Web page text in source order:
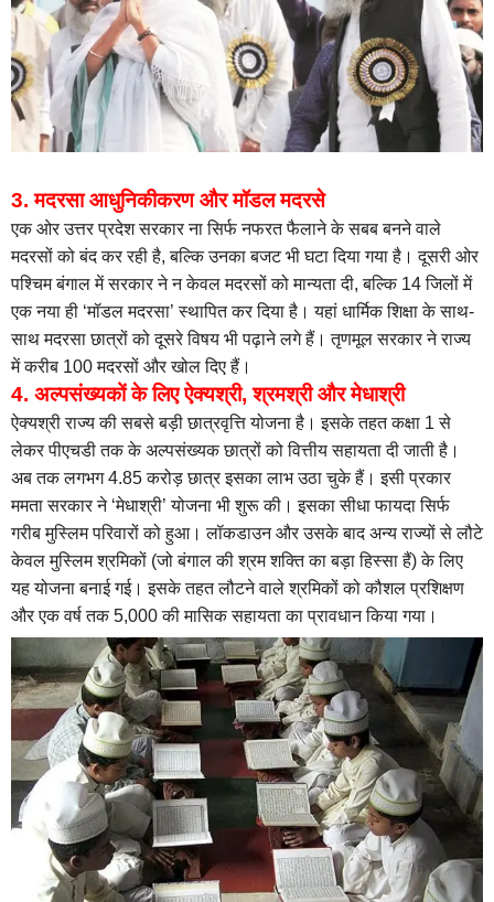
3. मदरसा आधुनिकीकरण और मॉडल मदरसे
एक ओर उत्तर प्रदेश सरकार ना सिर्फ नफरत फैलाने के सबब बनने वाले
मदरसों को बंद कर रही है, बल्कि उनका बजट भी घटा दिया गया है। दूसरी ओर
पश्चिम बंगाल में सरकार ने न केवल मदरसों को मान्यता दी, बल्कि 14 जिलों में
एक नया ही ‘मॉडल मदरसा’ स्थापित कर दिया है। यहां धार्मिक शिक्षा के साथ-
साथ मदरसा छात्रों को दूसरे विषय भी पढ़ाने लगे हैं। तृणमूल सरकार ने राज्य
में करीब 100 मदरसों और खोल दिए हैं।
4. अल्पसंख्यकों के लिए ऐक्यश्री, श्रमश्री और मेधाश्री
ऐक्यश्री राज्य की सबसे बड़ी छात्रवृत्ति योजना है। इसके तहत कक्षा 1 से
लेकर पीएचडी तक के अल्पसंख्यक छात्रों को वित्तीय सहायता दी जाती है।
अब तक लगभग 4.85 करोड़ छात्र इसका लाभ उठा चुके हैं। इसी प्रकार
ममता सरकार ने ‘मेधाश्री’ योजना भी शुरू की। इसका सीधा फायदा सिर्फ
गरीब मुस्लिम परिवारों को हुआ। लॉकडाउन और उसके बाद अन्य राज्यों से लौटे
केवल मुस्लिम श्रमिकों (जो बंगाल की श्रम शक्ति का बड़ा हिस्सा हैं) के लिए
यह योजना बनाई गई। इसके तहत लौटने वाले श्रमिकों को कौशल प्रशिक्षण
और एक वर्ष तक 5,000 की मासिक सहायता का प्रावधान किया गया।